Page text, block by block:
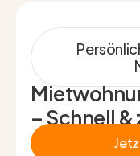
– Schnell